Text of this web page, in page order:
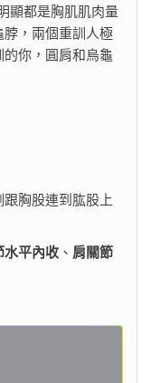
顯都是胸肌肌肉量
，兩個重訓人極
你，圓肩和烏龜
胸股連到肱股上
水平內收 、 肩關節